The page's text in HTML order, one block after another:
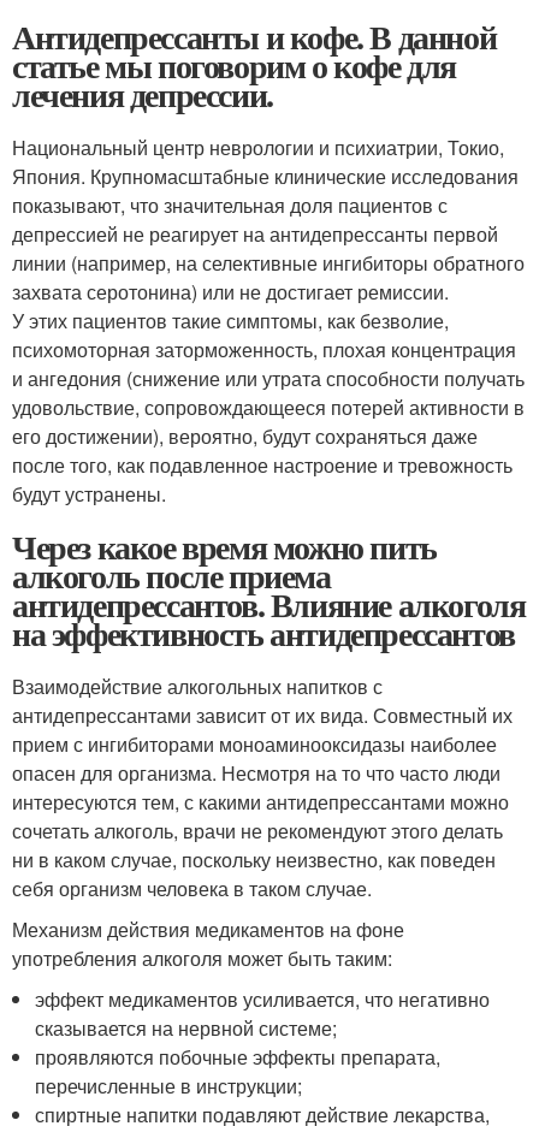
Антидепрессанты и кофе. В данной
статье мы поговорим о кофе для
лечения депрессии.
Национальный центр неврологии и психиатрии, Токио,
Япония. Крупномасштабные клинические исследования
показывают, что значительная доля пациентов с
депрессией не реагирует на антидепрессанты первой
линии (например, на селективные ингибиторы обратного
захвата серотонина) или не достигает ремиссии.
У этих пациентов такие симптомы, как безволие,
психомоторная заторможенность, плохая концентрация
и ангедония (снижение или утрата способности получать
удовольствие, сопровождающееся потерей активности в
его достижении), вероятно, будут сохраняться даже
после того, как подавленное настроение и тревожность
будут устранены.
Через какое время можно пить
алкоголь после приема
антидепрессантов. Влияние алкоголя
на эффективность антидепрессантов
Взаимодействие алкогольных напитков с
антидепрессантами зависит от их вида. Совместный их
прием с ингибиторами моноаминооксидазы наиболее
опасен для организма. Несмотря на то что часто люди
интересуются тем, с какими антидепрессантами можно
сочетать алкоголь, врачи не рекомендуют этого делать
ни в каком случае, поскольку неизвестно, как поведен
себя организм человека в таком случае.
Механизм действия медикаментов на фоне
употребления алкоголя может быть таким:
эффект медикаментов усиливается, что негативно
сказывается на нервной системе;
проявляются побочные эффекты препарата,
перечисленные в инструкции;
спиртные напитки подавляют действие лекарства,